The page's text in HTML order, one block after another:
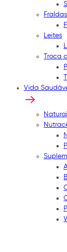
Fraldas
Leites
Troca
Vida